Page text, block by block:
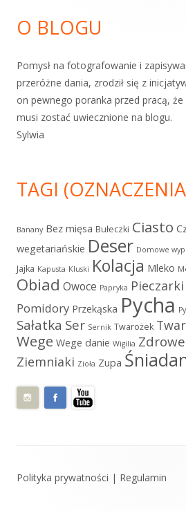
O BLOGU
Pomysł na fotografowanie i
przeróżne dania, zrodził się z
on pewnego poranka przed pracą,
musi zostać uwiecznione na blogu.
Sylwia
TAGI
Banany Bez mięsa Bułeczki Ciasto
wegetariańskie Deser Domowe
Jajka Kapusta Kluski Kolacja Mleko
Obiad Owoce Papryka Pieczarki
Pomidory Przekąska Pycha
Sałatka Ser Sernik Twarożek
Wege Wege danie Wigilia
Ziemniaki Zioła Zupa
stopki
Polityka prywatności | Regulamin